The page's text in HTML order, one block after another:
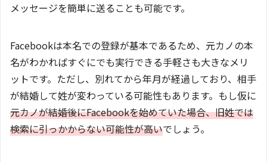
メッセージを簡単に送ることも可能です。
Facebookは本名での登録が基本であるため、元カノの本
名がわかればすぐにでも実行できる手軽さも大きなメリ
ットです。ただし、別れてから年月が経過しており、相手
が結婚して姓が変わっている可能性もあります。もし仮に
元カノが結婚後にFacebookを始めていた場合、旧姓では
検索に引っかからない可能性が高いでしょう。